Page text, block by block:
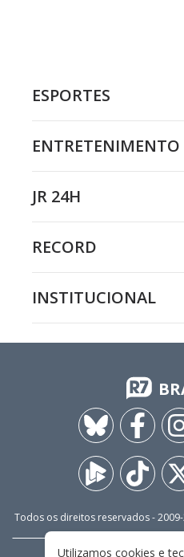
ESPORTES
ENTRETENIMENTO
JR 24H
RECORD
INSTITUCIONAL
Todos os direitos reservados - 2009-
Utilizamos cookies e